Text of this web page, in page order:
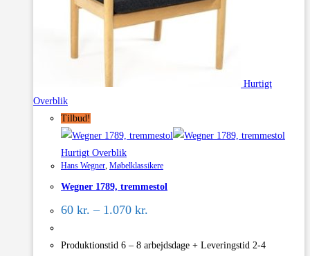
Hurtigt
Overblik
Tilbud!
Hurtigt Overblik
Hans Wegner, Møbelklassikere
Wegner 1789, tremmestol
60 kr. – 1.070 kr.
1.070 kr.
Produktionstid 6 – 8 arbejdsdage + Leveringstid 2-4